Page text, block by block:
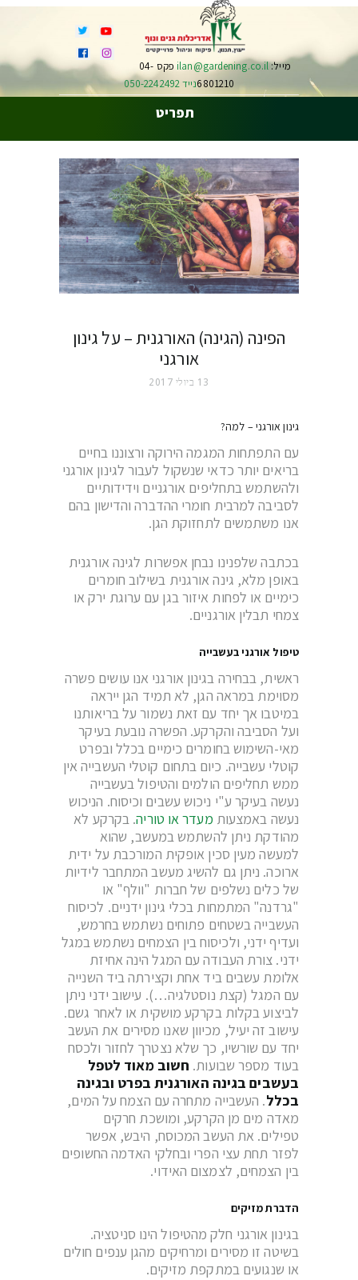
מייל:ilan@gardening.co.il
פקס 04-
6801210נייד 050-2242492
תפריט
הפינה (הגינה) האורגנית – על גינון
אורגני
13 ביולי 2017
גינון אורגני – למה?
עם התפתחות המגמה הירוקה ורצוננו בחיים
בריאים יותר כדאי שנשקול לעבור לגינון אורגני
ולהשתמש בתחליפים אורגניים וידידותיים
לסביבה למרבית חומרי ההדברה והדישון בהם
אנו משתמשים לתחזוקת הגן.
בכתבה שלפנינו נבחן אפשרות לגינה אורגנית
באופן מלא, גינה אורגנית בשילוב חומרים
כימיים או לפחות איזור בגן עם ערוגת ירק או
צמחי תבלין אורגניים.
טיפול אורגני בעשבייה
ראשית, בבחירה בגינון אורגני אנו עושים פשרה
מסוימת במראה הגן, לא תמיד הגן ייראה
במיטבו אך יחד עם זאת נשמור על בריאותנו
ועל הסביבה והקרקע. הפשרה נובעת בעיקר
מאי-השימוש בחומרים כימיים בכלל ובפרט
קוטלי עשבייה. כיום בתחום קוטלי העשבייה אין
ממש תחליפים הולמים והטיפול בעשבייה
נעשה בעיקר ע"י ניכוש עשבים וכיסוח. הניכוש
נעשה באמצעות מעדר או טוריה. בקרקע לא
מהודקת ניתן להשתמש במעשב, שהוא
למעשה מעין סכין אופקית המורכבת על ידית
ארוכה. ניתן גם להשיג מעשב המתחבר לידיות
של כלים נשלפים של חברות "וולף" או
"גרדנה" המתמחות בכלי גינון ידניים. לכיסוח
העשבייה בשטחים פתוחים נשתמש בחרמש,
ועדיף ידני, ולכיסוח בין הצמחים נשתמש במגל
ידני. צורת העבודה עם המגל הינה אחיזת
אלומת עשבים ביד אחת וקצירתה ביד השנייה
עם המגל (קצת נוסטלגיה…). עישוב ידני ניתן
לביצוע בקלות בקרקע מושקית או לאחר גשם.
עישוב זה יעיל, מכיוון שאנו מסירים את העשב
יחד עם שורשיו, כך שלא נצטרך לחזור ולכסח
בעוד מספר שבועות. חשוב מאוד לטפל
בעשבים בגינה האורגנית בפרט ובגינה
בכלל. העשבייה מתחרה עם הצמח על המים,
מאדה מים מן הקרקע, ומושכת חרקים
טפילים. את העשב המכוסח, היבש, אפשר
לפזר תחת עצי הפרי ובחלקי האדמה החשופים
בין הצמחים, לצמצום האידוי.
הדברת מזיקים
בגינון אורגני חלק מהטיפול הינו סניטציה.
בשיטה זו מסירים ומרחיקים מהגן ענפים חולים
או שנגועים במתקפת מזיקים.